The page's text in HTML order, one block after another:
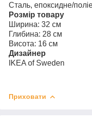
Сталь, епоксидне/
Розмір товару
Ширина: 32 см
Глибина: 28 см
Висота: 16 см
Дизайнер
IKEA of Sweden
Приховати